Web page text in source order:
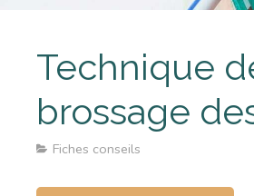
Technique
brossage
Fiches conseils